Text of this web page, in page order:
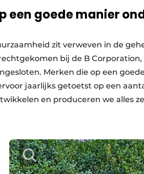
een goede manier
zit verweven in de
bij de B Corporation,
Merken die op een
jaarlijks getoetst op een
en produceren we alles